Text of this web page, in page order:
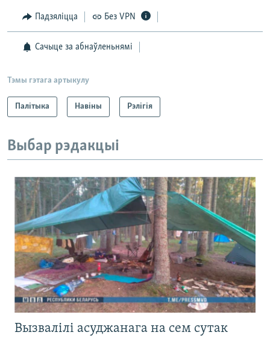
Падзяліцца Без VPN
Сачыце за абнаўленьнямі
Тэмы гэтага артыкулу
Палітыка Навіны Рэлігія
Выбар рэдакцыі
Вызвалілі асуджанага на сем сутак